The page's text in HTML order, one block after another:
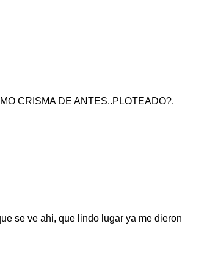
CRISMA DE ANTES..PLOTEADO?.
se ve ahi, que lindo lugar ya me dieron